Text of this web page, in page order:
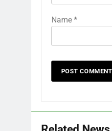
Name *